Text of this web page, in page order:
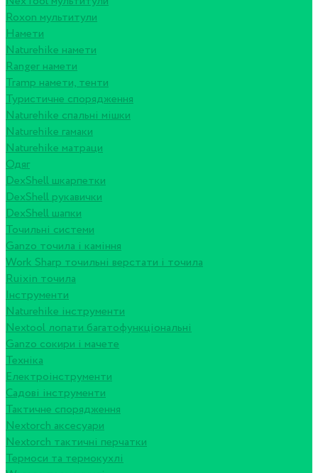
Roxon мультитули
Намети
Naturehike намети
Ranger намети
Tramp намети, тенти
Туристичне спорядження
Naturehike спальні мішки
Naturehike гамаки
Naturehike матраци
Одяг
DexShell шкарпетки
DexShell рукавички
DexShell шапки
Точильні системи
Ganzo точила і каміння
Work Sharp точильні верстати і точила
Ruixin точила
Інструменти
Naturehike інструменти
Nextool лопати багатофункціональні
Ganzo сокири і мачете
Техніка
Електроінструменти
Садові інструменти
Тактичне спорядження
Nextorch аксесуари
Nextorch тактичні перчатки
Термоси та термокухлі